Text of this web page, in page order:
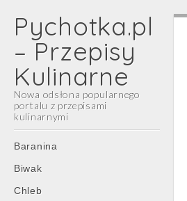
Pychotka.pl
– Przepisy
Kulinarne
Nowa odsłona popularnego
portalu z przepisami
kulinarnymi
Main
menu
Skip
content
Baranina
Biwak
Chleb